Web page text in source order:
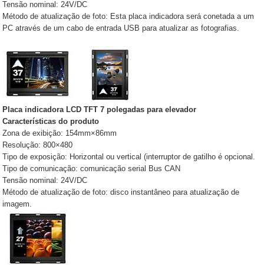
Tensão nominal: 24V/DC
Método de atualização de foto: Esta placa indicadora será conetada a um
PC através de um cabo de entrada USB para atualizar as fotografias.
Placa indicadora LCD TFT 7 polegadas para elevador
Características do produto
Zona de exibição: 154mm×86mm
Resolução: 800×480
Tipo de exposição: Horizontal ou vertical (interruptor de gatilho é opcional.
Tipo de comunicação: comunicação serial Bus CAN
Tensão nominal: 24V/DC
Método de atualização de foto: disco instantâneo para atualização de
imagem.